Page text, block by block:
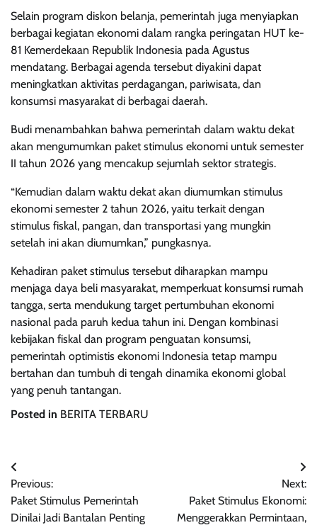
Selain program diskon belanja, pemerintah juga menyiapkan
berbagai kegiatan ekonomi dalam rangka peringatan HUT ke-
81 Kemerdekaan Republik Indonesia pada Agustus
mendatang. Berbagai agenda tersebut diyakini dapat
meningkatkan aktivitas perdagangan, pariwisata, dan
konsumsi masyarakat di berbagai daerah.
Budi menambahkan bahwa pemerintah dalam waktu dekat
akan mengumumkan paket stimulus ekonomi untuk semester
II tahun 2026 yang mencakup sejumlah sektor strategis.
“Kemudian dalam waktu dekat akan diumumkan stimulus
ekonomi semester 2 tahun 2026, yaitu terkait dengan
stimulus fiskal, pangan, dan transportasi yang mungkin
setelah ini akan diumumkan,” pungkasnya.
Kehadiran paket stimulus tersebut diharapkan mampu
menjaga daya beli masyarakat, memperkuat konsumsi rumah
tangga, serta mendukung target pertumbuhan ekonomi
nasional pada paruh kedua tahun ini. Dengan kombinasi
kebijakan fiskal dan program penguatan konsumsi,
pemerintah optimistis ekonomi Indonesia tetap mampu
bertahan dan tumbuh di tengah dinamika ekonomi global
yang penuh tantangan.
Posted in BERITA TERBARU
Navigasi
pos
Previous:
Paket Stimulus Pemerintah
Dinilai Jadi Bantalan Penting
Next:
Paket Stimulus Ekonomi:
Menggerakkan Permintaan,